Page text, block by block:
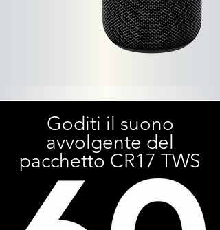
Goditi il suono
avvolgente del
pacchetto CR17 TWS